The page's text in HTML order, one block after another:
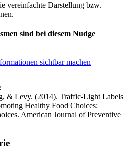
vereinfachte Darstellung bzw.
sind bei diesem Nudge
sichtbar machen
& Levy. (2014). Traffic-Light Labels
Healthy Food Choices:
American Journal of Preventive